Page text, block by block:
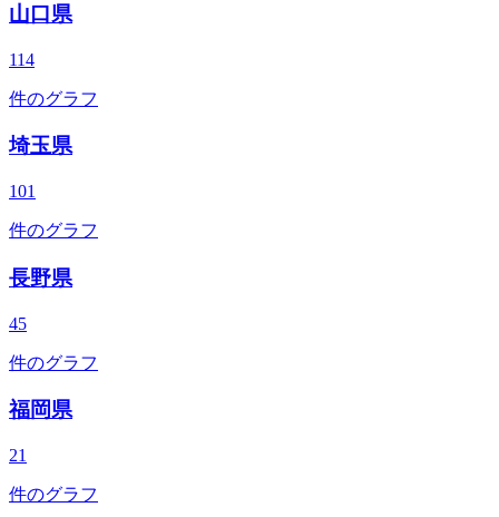
山口県
114
件のグラフ
埼玉県
101
件のグラフ
長野県
45
件のグラフ
福岡県
21
件のグラフ